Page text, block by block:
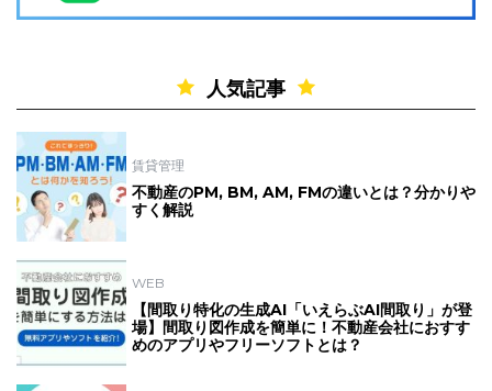
人気記事
賃貸管理
不動産のPM, BM, AM, FMの違いとは？分かりや
すく解説
WEB
【間取り特化の生成AI「いえらぶAI間取り」が登
場】間取り図作成を簡単に！不動産会社におすす
めのアプリやフリーソフトとは？